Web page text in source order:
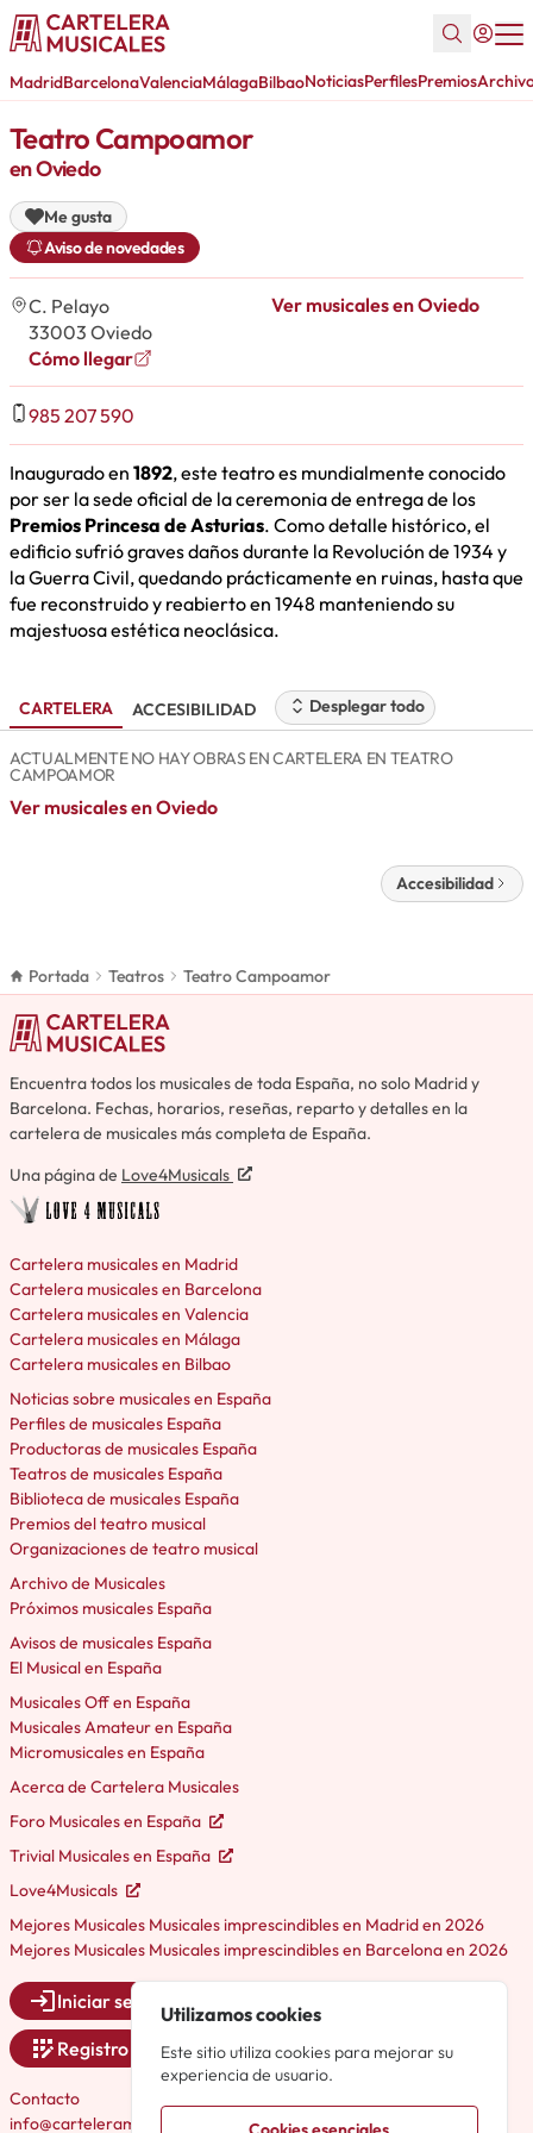
MadridBarcelonaValenciaMálagaBilbaoNoticiasPerfilesPremios
Teatro Campoamor
en Oviedo
Me gusta
Aviso de novedades
C. Pelayo
33003 Oviedo
Cómo llegar
Ver musicales en Oviedo
985 207 590
Inaugurado en 1892, este teatro es mundialmente conocido
por ser la sede oficial de la ceremonia de entrega de los
Premios Princesa de Asturias. Como detalle histórico, el
edificio sufrió graves daños durante la Revolución de 1934 y
la Guerra Civil, quedando prácticamente en ruinas, hasta que
fue reconstruido y reabierto en 1948 manteniendo su
majestuosa estética neoclásica.
CARTELERA ACCESIBILIDAD Desplegar todo
ACTUALMENTE NO HAY OBRAS EN CARTELERA EN TEATRO
CAMPOAMOR
Ver musicales en Oviedo
Accesibilidad
Portada Teatros Teatro Campoamor
Encuentra todos los musicales de toda España, no solo Madrid y
Barcelona. Fechas, horarios, reseñas, reparto y detalles en la
cartelera de musicales más completa de España.
Una página de Love4Musicals
Cartelera musicales en Madrid
Cartelera musicales en Barcelona
Cartelera musicales en Valencia
Cartelera musicales en Málaga
Cartelera musicales en Bilbao
Noticias sobre musicales en España
Perfiles de musicales España
Productoras de musicales España
Teatros de musicales España
Biblioteca de musicales España
Premios del teatro musical
Organizaciones de teatro musical
Archivo de Musicales
Próximos musicales España
Avisos de musicales España
El Musical en España
Musicales Off en España
Musicales Amateur en España
Micromusicales en España
Acerca de Cartelera Musicales
Foro Musicales en España
Trivial Musicales en España
Love4Musicals
Mejores Musicales Musicales imprescindibles en Madrid en 2026
Mejores Musicales Musicales imprescindibles en Barcelona en 2026
Iniciar sesión
Registro
Contacto
info@carteleramusicales.es
Utilizamos cookies
Este sitio utiliza cookies para mejorar su
experiencia de usuario.